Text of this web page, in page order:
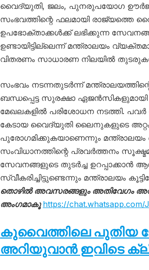
വൈദ്യുതി, ജലം, പുനരുപയോഗ ഊർജ
സംഭവത്തിന്റെ ഫലമായി
ഉപഭോക്താക്കൾക്ക് ലഭിക്കുന്ന
ഉണ്ടായിട്ടില്ലെന്ന് മന്ത്രാലയം
വിതരണം സാധാരണ നിലയിൽ
സംഭവം നടന്നതുടർന്ന്
ബന്ധപ്പെട്ട സുരക്ഷാ ഏജൻസികളുമായി
മേഖലകളിൽ പരിശോധന നടത്തി. പവർ
കേടായ വൈദ്യുതി ലൈനുകളുടെ
പുരോഗമിക്കുകയാണെന്നും
സംവിധാനത്തിന്റെ പ്രവർത്തനം
സേവനങ്ങളുടെ തുടർച്ച ഉറപ്പാക്കാൻ
സ്വീകരിച്ചിട്ടുണ്ടെന്നും മന്ത്രാലയം
തൊഴിൽ അവസരങ്ങളും അതിവേഗം
അംഗമാകൂ https://chat.whatsapp.com/
കുവൈത്തിലെ പുതിയ
അറിയുവാൻ ഇവിടെ